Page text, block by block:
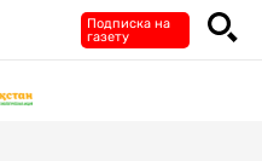
Подписка на
газету